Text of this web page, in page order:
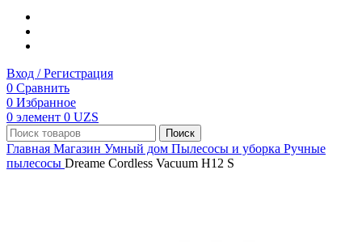
Вход / Регистрация
0 Сравнить
0 Избранное
0 элемент 0 UZS
Поиск
Главная Магазин Умный дом Пылесосы и уборка Ручные
пылесосы Dreame Cordless Vacuum H12 S